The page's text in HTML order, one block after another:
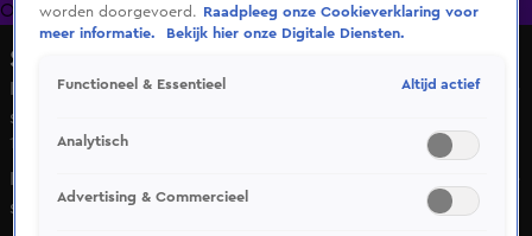
OranjezomerLivestreamsShop
Shownieuws
Kinderen van jarige koning roepen Belgen op vragen in te
sturen
16 apr 2025, 11:14
Kinderen van jarige koning roepen Belgen op vragen in te
sturen
worden doorgevoerd.
Raadpleeg onze Cookieverklaring voor
meer informatie.
Bekijk hier onze Digitale Diensten.
Functioneel & Essentieel Altijd actief
Analytisch
Advertising & Commercieel